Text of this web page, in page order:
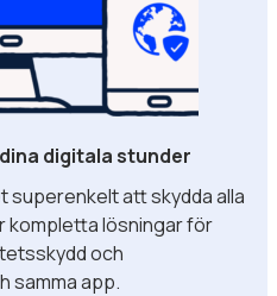
digitala stunder
superenkelt att skydda alla
kompletta lösningar för
och
samma app.